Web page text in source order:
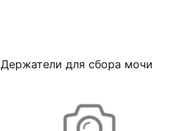
Держатели для сбора мочи